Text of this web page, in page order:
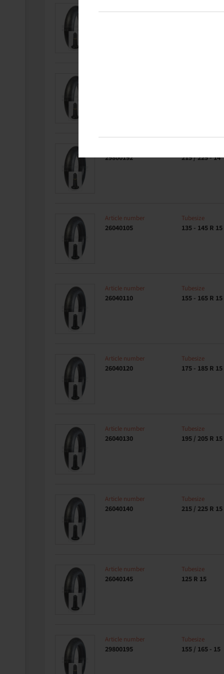
29800192 215 / 225 - 14
Article number
26040105
Tubesize
135 - 145 R 15
Article number
26040110
Tubesize
155 - 165 R 15
Article number
26040120
Tubesize
175 - 185 R 15
Article number
26040130
Tubesize
195 / 205 R 15
Article number
26040140
Tubesize
215 / 225 R 15
Article number
26040145
Tubesize
125 R 15
Article number
29800195
Tubesize
155 / 165 - 15